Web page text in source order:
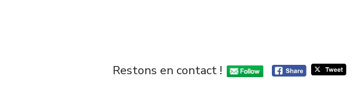
Restons en contact !